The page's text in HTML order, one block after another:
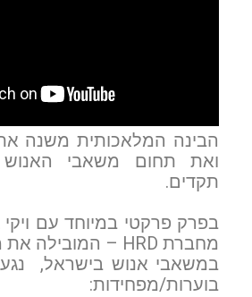
הבינה המלאכותית משנה
ואת תחום משאבי
תקדים.
בפרק פרקטי במיוחד עם
מחברת HRD – המובילה את מהפכת ה
במשאבי אנוש בישראל,
בוערות/מפחידות: